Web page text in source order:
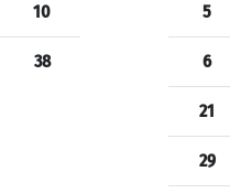
10
38
5
6
21
29